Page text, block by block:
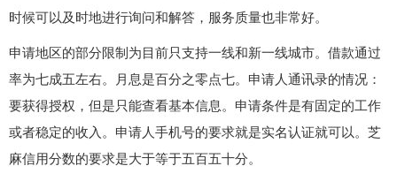
时候可以及时地进行询问和解答，服务质量也非常好。
申请地区的部分限制为目前只支持一线和新一线城市。借款通过
率为七成五左右。月息是百分之零点七。申请人通讯录的情况：
要获得授权，但是只能查看基本信息。申请条件是有固定的工作
或者稳定的收入。申请人手机号的要求就是实名认证就可以。芝
麻信用分数的要求是大于等于五百五十分。